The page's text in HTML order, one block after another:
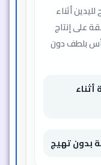
أثناء
على إنتاج
بلطف دون
بدون تهيج